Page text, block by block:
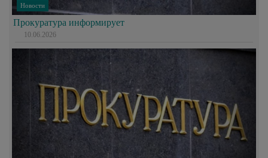
Новости
Прокуратура информирует
10.06.2026